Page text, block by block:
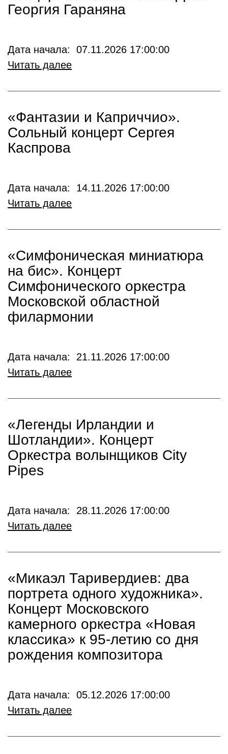
Георгия Гараняна
Дата начала: 07.11.2026 17:00:00
Читать далее
«Фантазии и Каприччио».
Сольный концерт Сергея
Каспрова
Дата начала: 14.11.2026 17:00:00
Читать далее
«Симфоническая миниатюра
на бис». Концерт
Симфонического оркестра
Московской областной
филармонии
Дата начала: 21.11.2026 17:00:00
Читать далее
«Легенды Ирландии и
Шотландии». Концерт
Оркестра волынщиков City
Pipes
Дата начала: 28.11.2026 17:00:00
Читать далее
«Микаэл Таривердиев: два
портрета одного художника».
Концерт Московского
камерного оркестра «Новая
классика» к 95-летию со дня
рождения композитора
Дата начала: 05.12.2026 17:00:00
Читать далее